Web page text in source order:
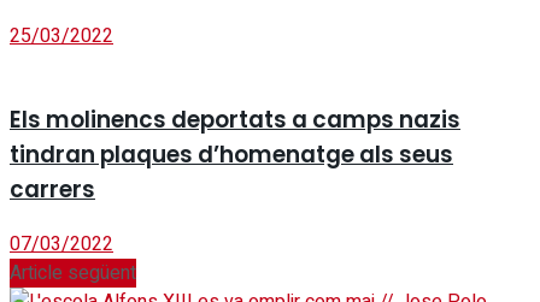
25/03/2022
Els molinencs deportats a camps nazis
tindran plaques d’homenatge als seus
carrers
07/03/2022
Article següent